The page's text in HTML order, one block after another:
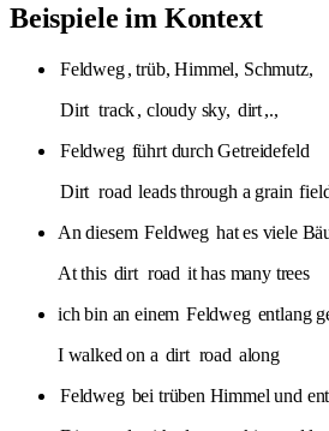
Beispiele im Kontext
Feldweg, trüb, Himmel, Schmutz,
Dirt track, cloudy sky, dirt,.,
Feldweg führt durch Getreidefeld
Dirt road leads through a grain
An diesem Feldweg hat es viele
At this dirt road it has many trees
ich bin an einem Feldweg entlang
I walked on a dirt road along
Feldweg bei trüben Himmel und